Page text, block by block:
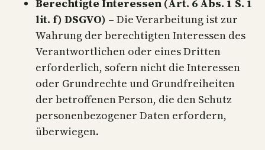
Berechtigte Interessen (Art. 6 Abs. 1 S. 1
lit. f) DSGVO) – Die Verarbeitung ist zur
Wahrung der berechtigten Interessen des
Verantwortlichen oder eines Dritten
erforderlich, sofern nicht die Interessen
oder Grundrechte und Grundfreiheiten
der betroffenen Person, die den Schutz
personenbezogener Daten erfordern,
überwiegen.